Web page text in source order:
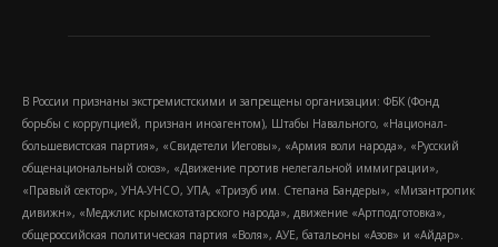
В России признаны экстремистскими и запрещены организации: ФБК (Фонд
борьбы с коррупцией, признан иноагентом), Штабы Навального, «Национал-
большевистская партия», «Свидетели Иеговы», «Армия воли народа», «Русский
общенациональный союз», «Движение против нелегальной иммиграции»,
«Правый сектор», УНА-УНСО, УПА, «Тризуб им. Степана Бандеры», «Мизантропик
дивижн», «Меджлис крымскотатарского народа», движение «Артподготовка»,
общероссийская политическая партия «Воля», АУЕ, батальоны «Азов» и «Айдар».